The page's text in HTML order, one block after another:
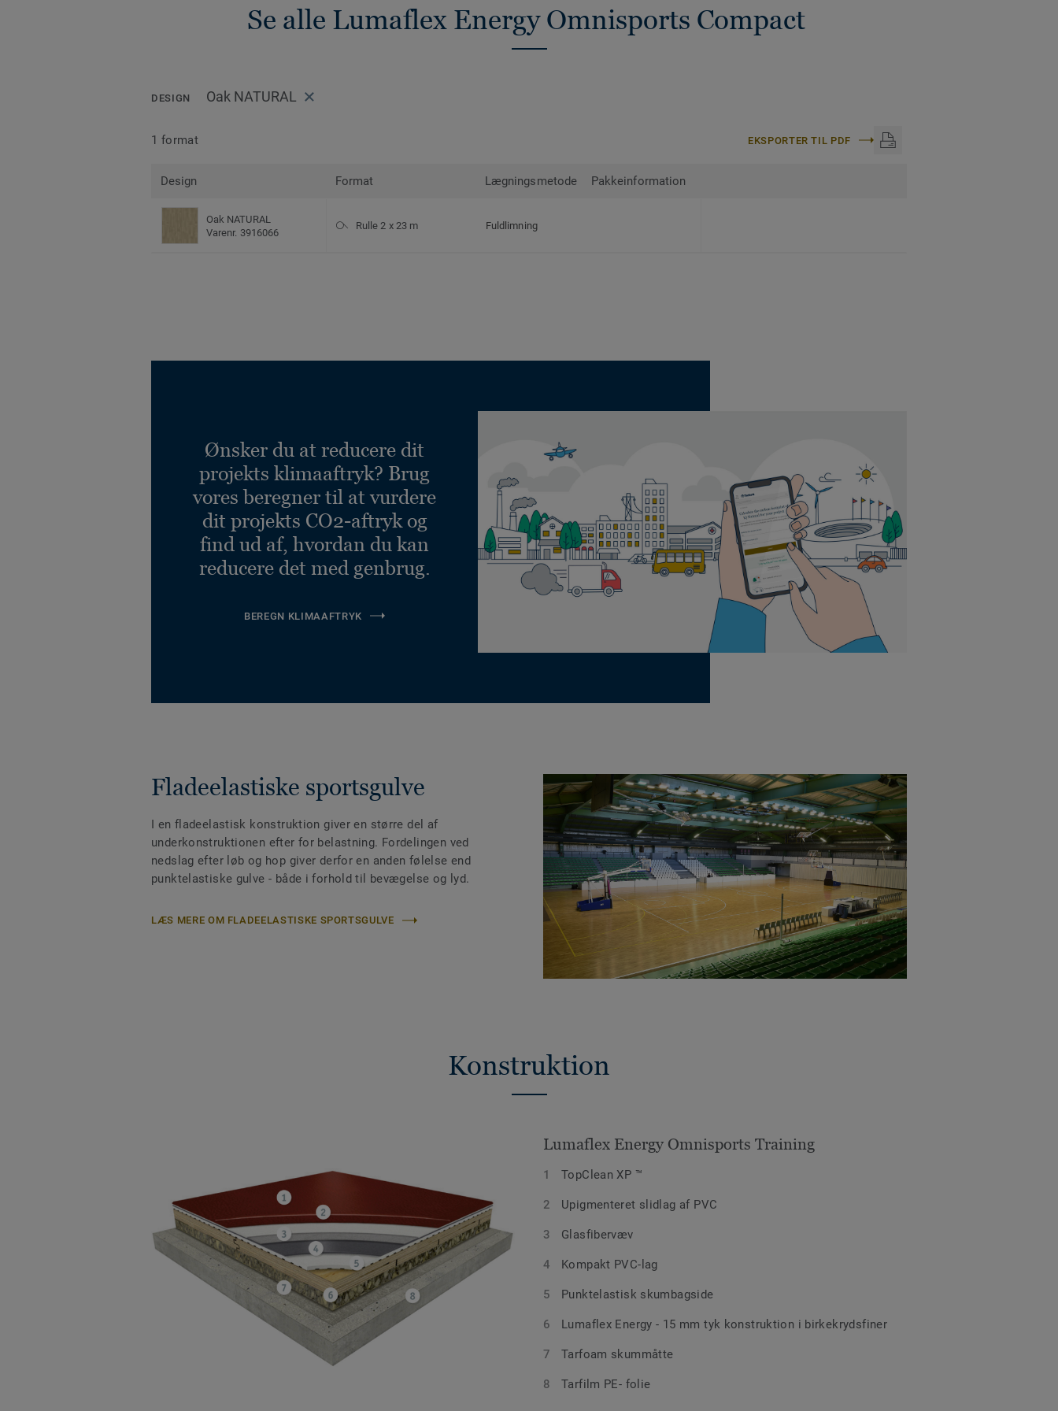
Se alle Lumaflex Energy Omnisports Compact
DESIGN Oak NATURAL
1 format EKSPORTER TIL PDF
Design Format Lægningsmetode Pakkeinformation
Oak NATURAL
Varenr. 3916066
Rulle 2 x 23 m Fuldlimning
Ønsker du at reducere dit
projekts klimaaftryk? Brug
vores beregner til at vurdere
dit projekts CO2-aftryk og
find ud af, hvordan du kan
reducere det med genbrug.
BEREGN KLIMAAFTRYK
Fladeelastiske sportsgulve
I en fladeelastisk konstruktion giver en større del af
underkonstruktionen efter for belastning. Fordelingen ved
nedslag efter løb og hop giver derfor en anden følelse end
punktelastiske gulve - både i forhold til bevægelse og lyd.
LÆS MERE OM FLADEELASTISKE SPORTSGULVE
Konstruktion
Lumaflex Energy Omnisports Training
TopClean XP ™
Upigmenteret slidlag af PVC
Glasfibervæv
Kompakt PVC-lag
Punktelastisk skumbagside
Lumaflex Energy - 15 mm tyk konstruktion i birkekrydsfiner
Tarfoam skummåtte
Tarfilm PE- folie